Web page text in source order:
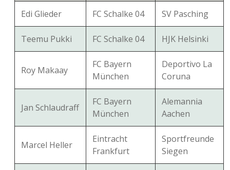
Edi Glieder FC Schalke 04 SV Pasching
Teemu Pukki FC Schalke 04 HJK Helsinki
Roy Makaay
FC Bayern
München
Deportivo La
Coruna
Jan Schlaudraff
FC Bayern
München
Alemannia
Aachen
Marcel Heller
Eintracht
Frankfurt
Sportfreunde
Siegen